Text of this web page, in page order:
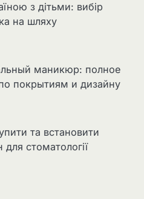
з дітьми: вибір
на шляху
маникюр: полное
покрытиям и дизайну
та встановити
стоматології